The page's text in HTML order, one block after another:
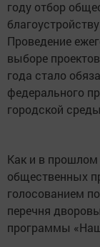
году отбор
Проведение
выборе
года стало
федерального
городской
Как и в прошлом
общественных
голосованием
перечня
программы